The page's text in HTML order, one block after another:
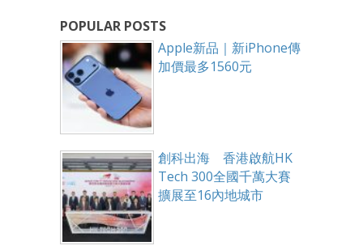
POPULAR POSTS
Apple新品｜新iPhone傳
加價最多1560元
創科出海 香港啟航HK
Tech 300全國千萬大賽
擴展至16內地城市